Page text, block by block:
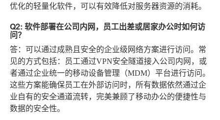
优化的轻量化软件，可以有效降低对服务器资源的消耗。
Q2: 软件部署在公司内网，员工出差或居家办公时如何访
问？
答：可以通过成熟且安全的企业级网络方案进行访问。常
见的方式包括：员工通过VPN安全隧道接入公司内网，或
者通过企业统一的移动设备管理（MDM）平台进行访问。
这些方案能确保员工在外部访问时，所有数据依然通过企
业自有的安全通道流转，完美兼顾了移动办公的便捷性与
数据的安全性。